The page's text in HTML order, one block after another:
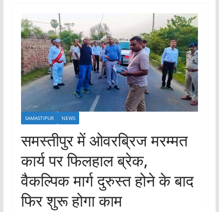
SAMASTIPUR NEWS
समस्तीपुर में ओवरब्रिज मरम्मत
कार्य पर फिलहाल ब्रेक,
वैकल्पिक मार्ग दुरुस्त होने के बाद
फिर शुरू होगा काम